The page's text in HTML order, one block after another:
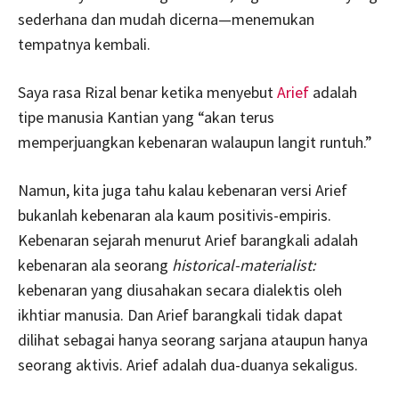
sederhana dan mudah dicerna—menemukan
tempatnya kembali.
Saya rasa Rizal benar ketika menyebutArief adalah
tipe manusia Kantian yang “akan terus
memperjuangkan kebenaran walaupun langit runtuh.”
Namun, kita juga tahu kalau kebenaran versi Arief
bukanlah kebenaran ala kaum positivis-empiris.
Kebenaran sejarah menurut Arief barangkali adalah
kebenaran ala seorang historical-materialist:
kebenaran yang diusahakan secara dialektis oleh
ikhtiar manusia. Dan Arief barangkali tidak dapat
dilihat sebagai hanya seorang sarjana ataupun hanya
seorang aktivis. Arief adalah dua-duanya sekaligus.